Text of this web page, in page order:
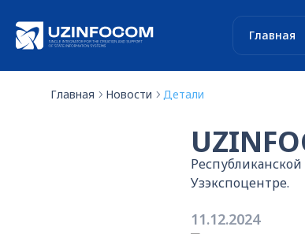
Главная
Главная Новости Детали
Узэкспоцентре.
11.12.2024